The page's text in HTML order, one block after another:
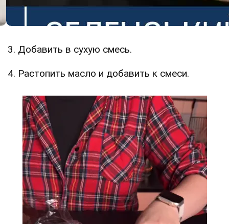
3. Добавить в сухую смесь.
4. Растопить масло и добавить к смеси.